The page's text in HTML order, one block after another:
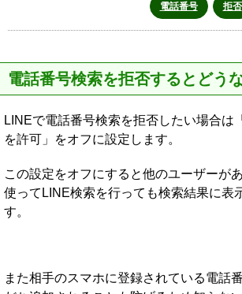
電話番号
拒否
電話番号検索を拒否するとどう
LINEで電話番号検索を拒否したい場合は
を許可」をオフに設定します。
この設定をオフにすると他のユーザーが
使ってLINE検索を行っても検索結果に表
す。
また相手のスマホに登録されている電話